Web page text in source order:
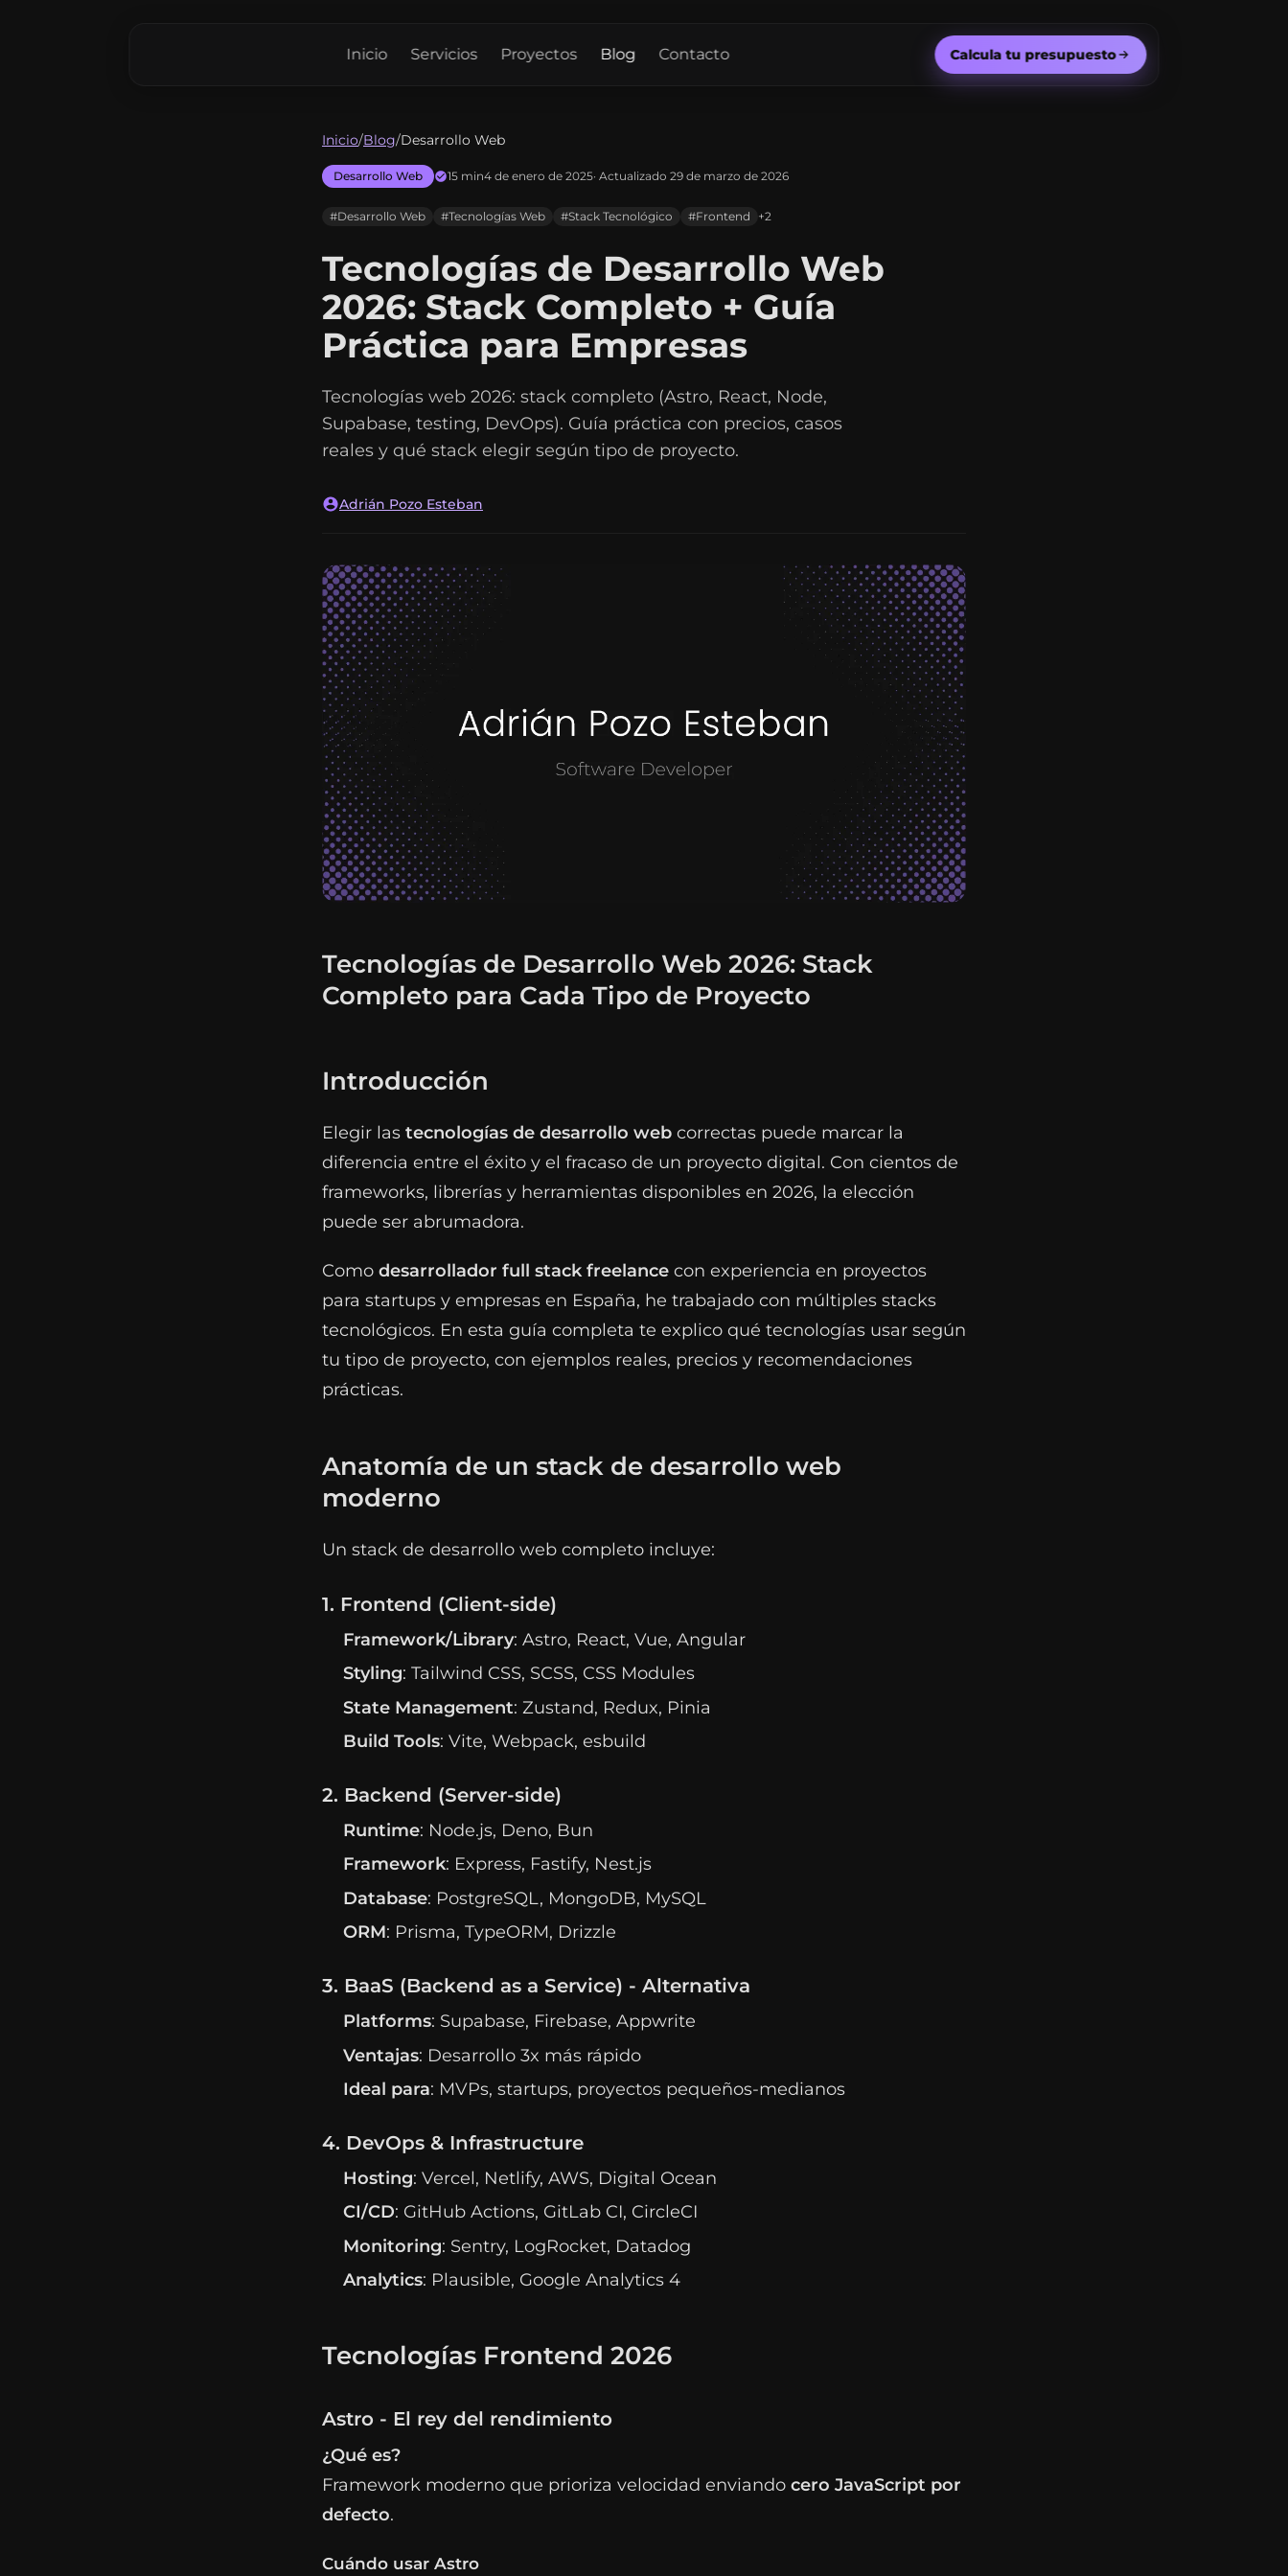
Inicio Servicios Proyectos Blog Contacto Calcula tu presupuesto
Inicio/Blog/Desarrollo Web
Desarrollo Web 15 min4 de enero de 2025· Actualizado 29 de marzo de 2026
#Desarrollo Web #Tecnologías Web #Stack Tecnológico #Frontend +2
Tecnologías de Desarrollo Web
2026: Stack Completo + Guía
Práctica para Empresas
Tecnologías web 2026: stack completo (Astro, React, Node,
Supabase, testing, DevOps). Guía práctica con precios, casos
reales y qué stack elegir según tipo de proyecto.
Adrián Pozo Esteban
Tecnologías de Desarrollo Web 2026: Stack
Completo para Cada Tipo de Proyecto
Introducción
Elegir las tecnologías de desarrollo web correctas puede marcar la
diferencia entre el éxito y el fracaso de un proyecto digital. Con cientos de
frameworks, librerías y herramientas disponibles en 2026, la elección
puede ser abrumadora.
Como desarrollador full stack freelance con experiencia en proyectos
para startups y empresas en España, he trabajado con múltiples stacks
tecnológicos. En esta guía completa te explico qué tecnologías usar según
tu tipo de proyecto, con ejemplos reales, precios y recomendaciones
prácticas.
Anatomía de un stack de desarrollo web
moderno
Un stack de desarrollo web completo incluye:
1. Frontend (Client-side)
Framework/Library: Astro, React, Vue, Angular
Styling: Tailwind CSS, SCSS, CSS Modules
State Management: Zustand, Redux, Pinia
Build Tools: Vite, Webpack, esbuild
2. Backend (Server-side)
Runtime: Node.js, Deno, Bun
Framework: Express, Fastify, Nest.js
Database: PostgreSQL, MongoDB, MySQL
ORM: Prisma, TypeORM, Drizzle
3. BaaS (Backend as a Service) - Alternativa
Platforms: Supabase, Firebase, Appwrite
Ventajas: Desarrollo 3x más rápido
Ideal para: MVPs, startups, proyectos pequeños-medianos
4. DevOps & Infrastructure
Hosting: Vercel, Netlify, AWS, Digital Ocean
CI/CD: GitHub Actions, GitLab CI, CircleCI
Monitoring: Sentry, LogRocket, Datadog
Analytics: Plausible, Google Analytics 4
Tecnologías Frontend 2026
Astro - El rey del rendimiento
¿Qué es?
Framework moderno que prioriza velocidad enviando cero JavaScript por
defecto.
Cuándo usar Astro